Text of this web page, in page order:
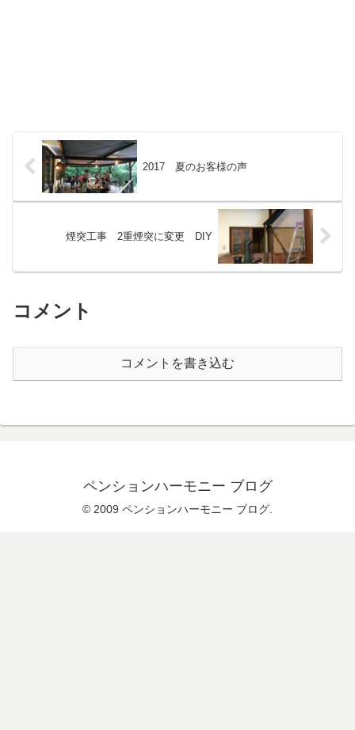
2017 夏のお客様の声
煙突工事 2重煙突に変更 DIY
コメント
コメントを書き込む
ペンションハーモニー ブログ
© 2009 ペンションハーモニー ブログ.